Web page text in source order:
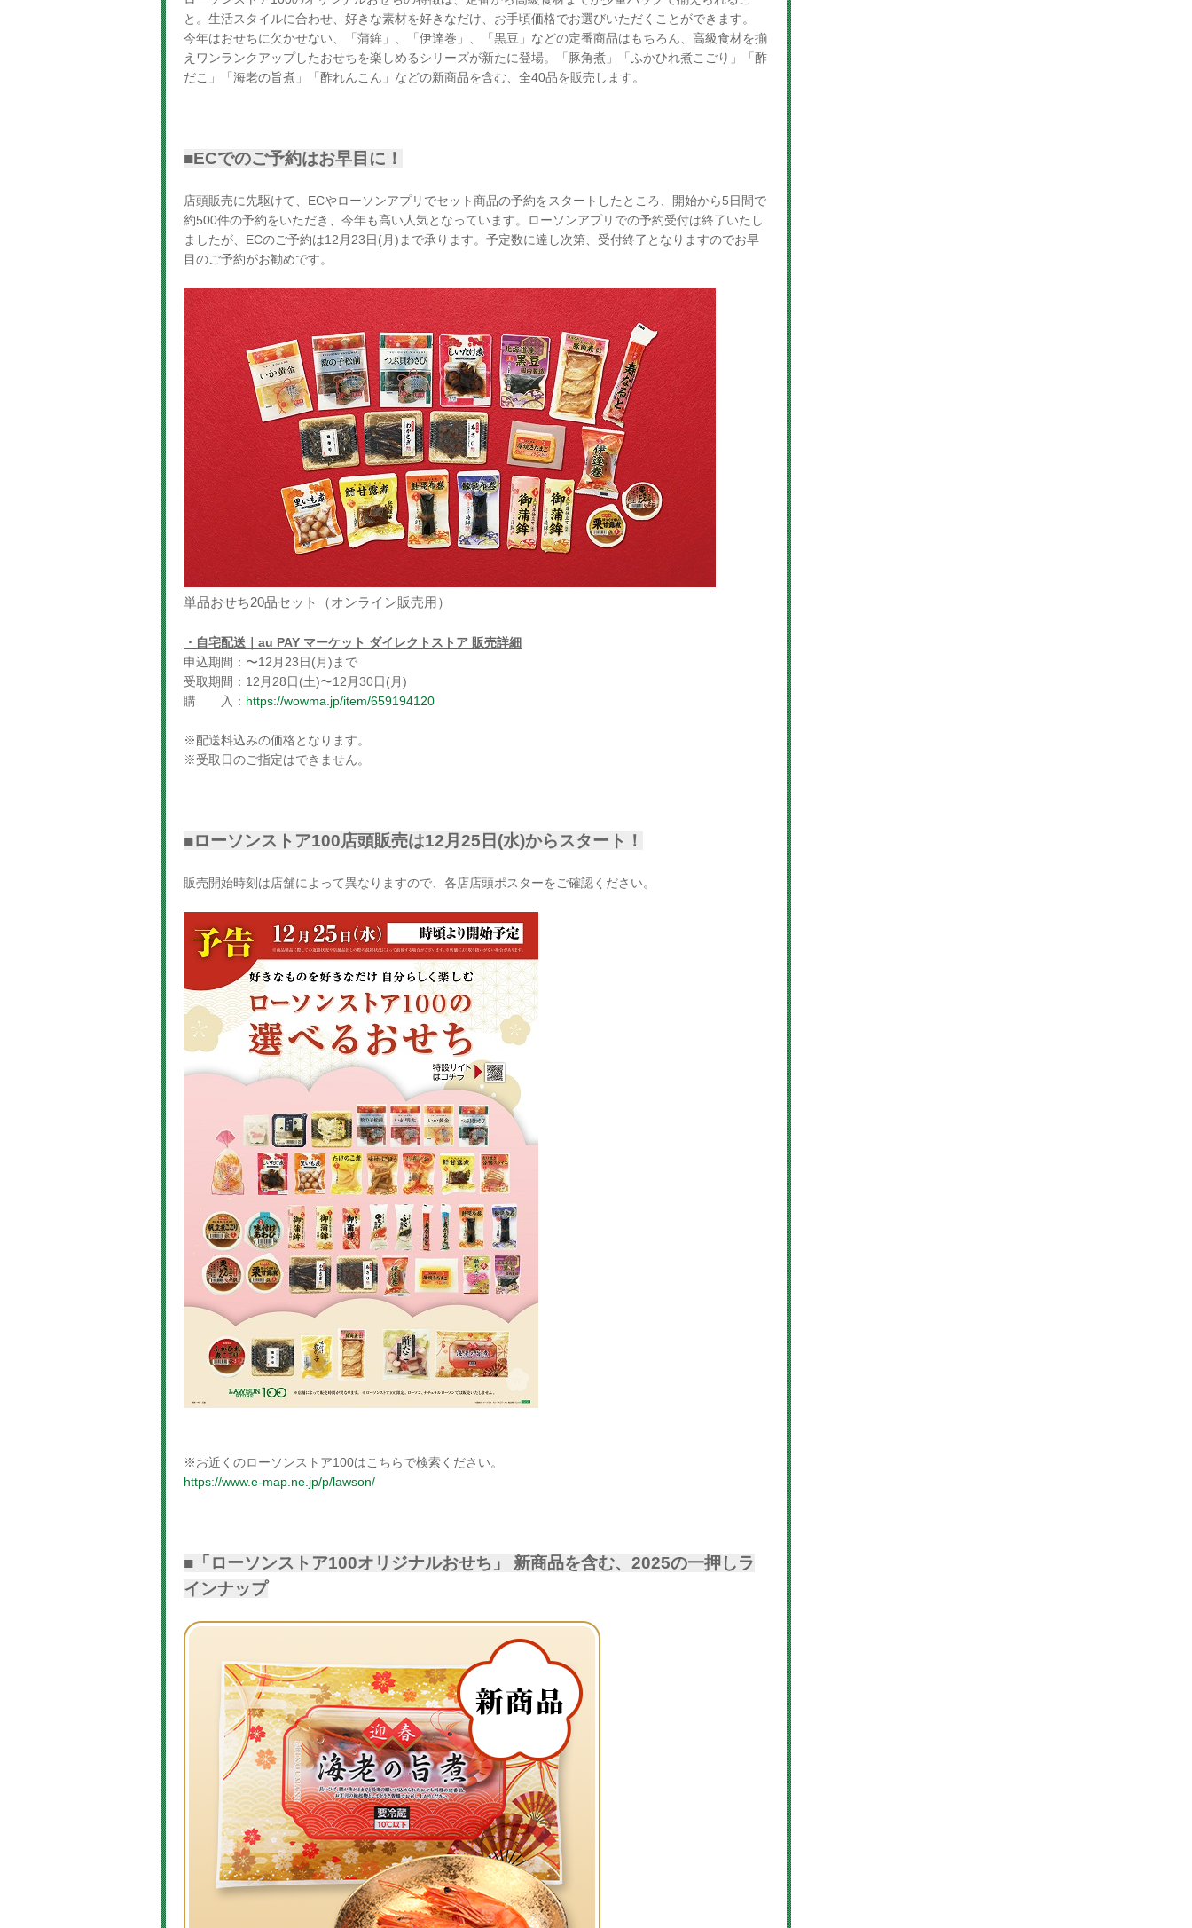
と。生活スタイルに合わせ、好きな素材を好きなだけ、お手頃価格でお選びいただくことができます。
今年はおせちに欠かせない、「蒲鉾」、「伊達巻」、「黒豆」などの定番商品はもちろん、高級食材を揃
えワンランクアップしたおせちを楽しめるシリーズが新たに登場。「豚角煮」「ふかひれ煮こごり」「酢
だこ」「海老の旨煮」「酢れんこん」などの新商品を含む、全40品を販売します。
■ECでのご予約はお早目に！
店頭販売に先駆けて、ECやローソンアプリでセット商品の予約をスタートしたところ、開始から5日間で
約500件の予約をいただき、今年も高い人気となっています。ローソンアプリでの予約受付は終了いたし
ましたが、ECのご予約は12月23日(月)まで承ります。予定数に達し次第、受付終了となりますのでお早
目のご予約がお勧めです。
単品おせち20品セット（オンライン販売用）
・自宅配送｜au PAY マーケット ダイレクトストア 販売詳細
申込期間：〜12月23日(月)まで
受取期間：12月28日(土)〜12月30日(月)
購 入： https://wowma.jp/item/659194120
※配送料込みの価格となります。
※受取日のご指定はできません。
■ローソンストア100店頭販売は12月25日(水)からスタート！
販売開始時刻は店舗によって異なりますので、各店店頭ポスターをご確認ください。
※お近くのローソンストア100はこちらで検索ください。
https://www.e-map.ne.jp/p/lawson/
■「ローソンストア100オリジナルおせち」 新商品を含む、2025の一押しラ
インナップ